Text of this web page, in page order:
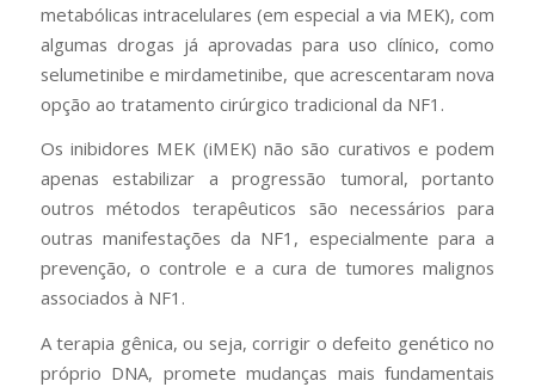
metabólicas intracelulares (em especial a via MEK), com
algumas drogas já aprovadas para uso clínico, como
selumetinibe e mirdametinibe, que acrescentaram nova
opção ao tratamento cirúrgico tradicional da NF1.
Os inibidores MEK (iMEK) não são curativos e podem
apenas estabilizar a progressão tumoral, portanto
outros métodos terapêuticos são necessários para
outras manifestações da NF1, especialmente para a
prevenção, o controle e a cura de tumores malignos
associados à NF1.
A terapia gênica, ou seja, corrigir o defeito genético no
próprio DNA, promete mudanças mais fundamentais